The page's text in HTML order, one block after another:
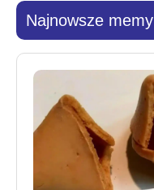
Najnowsze memy